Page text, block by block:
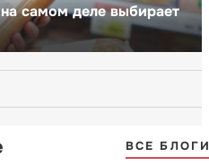
самом деле выбирает
ВСЕ